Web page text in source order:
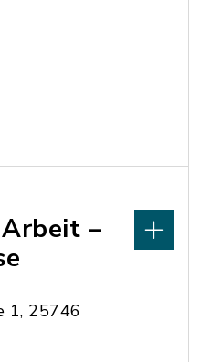
–
1, 25746